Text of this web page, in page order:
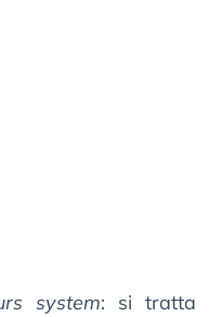
system: si tratta